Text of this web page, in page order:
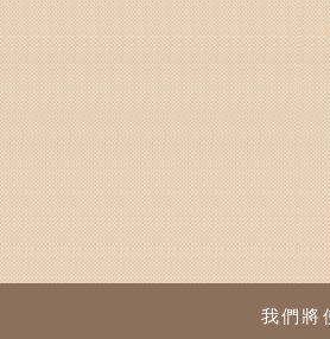
我們將